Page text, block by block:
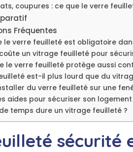
coupures : ce que le verre
Fréquentes
le verre feuilleté est obligatoire
un vitrage feuilleté pour
le verre feuilleté protège aussi
est-il plus lourd que du
du verre feuilleté sur une
aides pour sécuriser son
temps dure un vitrage feuilleté ?
sécurité